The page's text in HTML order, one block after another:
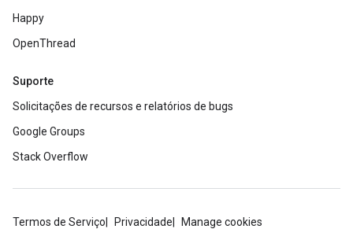
Happy
OpenThread
Suporte
Solicitações de recursos e relatórios de bugs
Google Groups
Stack Overflow
Termos de Serviço Privacidade Manage cookies